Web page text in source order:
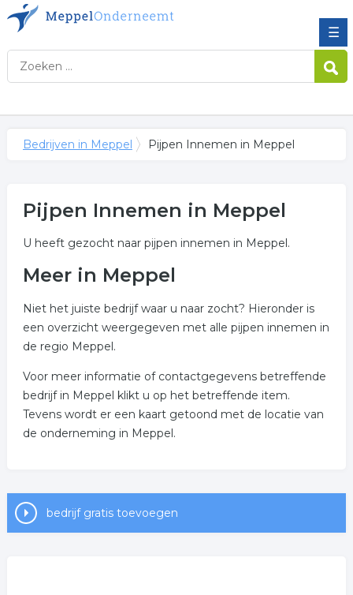
☰
Bedrijven in Meppel Pijpen Innemen in Meppel
Pijpen Innemen in Meppel
U heeft gezocht naar pijpen innemen in Meppel.
Meer in Meppel
Niet het juiste bedrijf waar u naar zocht? Hieronder is
een overzicht weergegeven met alle pijpen innemen in
de regio Meppel.
Voor meer informatie of contactgegevens betreffende
bedrijf in Meppel klikt u op het betreffende item.
Tevens wordt er een kaart getoond met de locatie van
de onderneming in Meppel.
bedrijf gratis toevoegen